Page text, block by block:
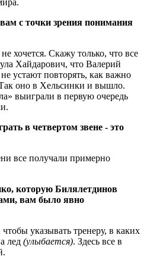
с точки зрения понимания
хочется. Скажу только, что все
Хайдарович, что Валерий
устают повторять, как важно
оно в Хельсинки и вышло.
выиграли в первую очередь
в четвертом звене - это
все получали примерно
которую Билялетдинов
вам было явно
указывать тренеру, в каких
лед (улыбается). Здесь все в